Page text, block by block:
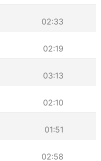
02:33
02:19
03:13
02:10
01:51
02:58